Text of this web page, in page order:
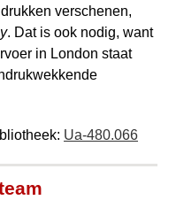
verschenen,
. Dat is ook nodig, want
in London staat
Ua-480.066